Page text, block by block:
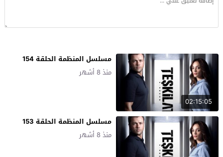
02:15:05
مسلسل المنظمة الحلقة 154
منذ 8 أشهر
مسلسل المنظمة الحلقة 153
منذ 8 أشهر